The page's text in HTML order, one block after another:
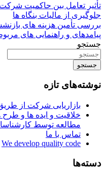
تأثیر تعامل بین حاکمیت
جلوگیری از مالیات بنگاه ها
بررسی تأمین هزینه های
پیامدهای و راهنمایی های
جستجو
جستجو
نوشته‌های تازه
بازاریابی شرکت از
خلاقیت و ایده ها و
مطالعه توسط
تماس با ما
We develop quality code
دسته‌ها